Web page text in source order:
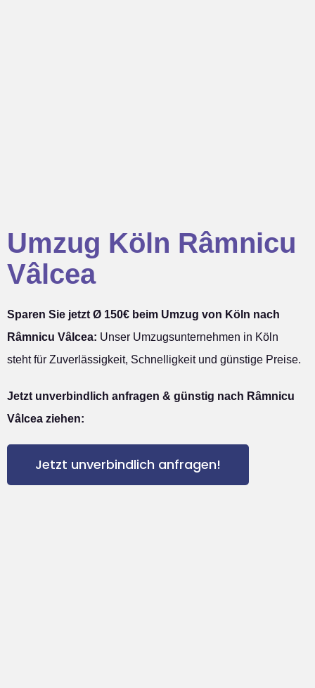
Umzug Köln Râmnicu
Vâlcea
Sparen Sie jetzt Ø 150€ beim Umzug von Köln nach
Râmnicu Vâlcea: Unser Umzugsunternehmen in Köln
steht für Zuverlässigkeit, Schnelligkeit und günstige Preise.
Jetzt unverbindlich anfragen & günstig nach Râmnicu
Vâlcea ziehen:
Jetzt unverbindlich anfragen!